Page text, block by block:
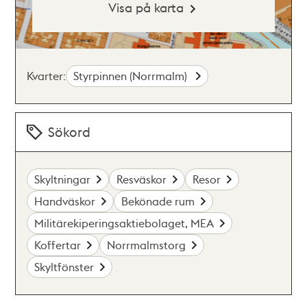
Visa på karta
Kvarter: Styrpinnen (Norrmalm)
Sökord
Skyltningar Resväskor
Resor
Handväskor
Bekönade rum
Militärekiperingsaktiebolaget, MEA
Koffertar
Norrmalmstorg
Skyltfönster